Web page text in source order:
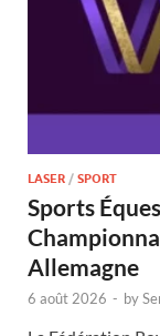
LASER / SPORT
Sports
Allemagne
6 août 2026 - by